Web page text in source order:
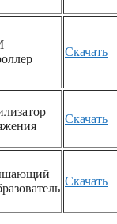
Скачать
Скачать
Скачать